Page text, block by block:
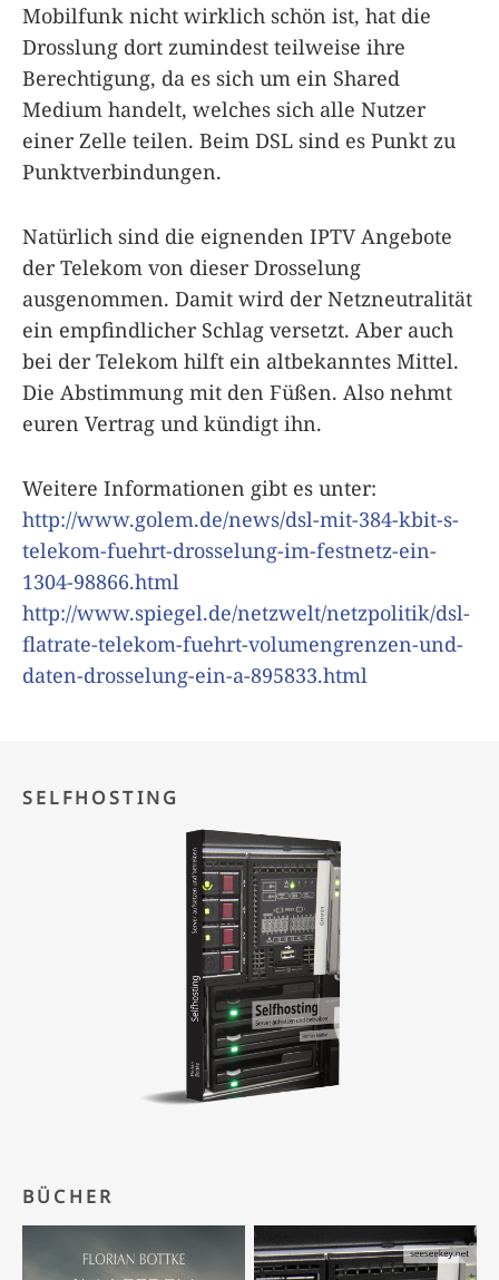
Mobilfunk nicht wirklich schön ist, hat die
Drosslung dort zumindest teilweise ihre
Berechtigung, da es sich um ein Shared
Medium handelt, welches sich alle Nutzer
einer Zelle teilen. Beim DSL sind es Punkt zu
Punktverbindungen.
Natürlich sind die eignenden IPTV Angebote
der Telekom von dieser Drosselung
ausgenommen. Damit wird der Netzneutralität
ein empfindlicher Schlag versetzt. Aber auch
bei der Telekom hilft ein altbekanntes Mittel.
Die Abstimmung mit den Füßen. Also nehmt
euren Vertrag und kündigt ihn.
Weitere Informationen gibt es unter:
http://www.golem.de/news/dsl-mit-384-kbit-s-
telekom-fuehrt-drosselung-im-festnetz-ein-
1304-98866.html
http://www.spiegel.de/netzwelt/netzpolitik/dsl-
flatrate-telekom-fuehrt-volumengrenzen-und-
daten-drosselung-ein-a-895833.html
SELFHOSTING
BÜCHER